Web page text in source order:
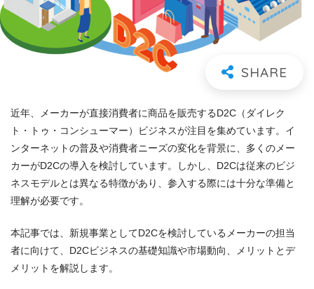
近年、メーカーが直接消費者に商品を販売するD2C（ダイレク
ト・トゥ・コンシューマー）ビジネスが注目を集めています。イ
ンターネットの普及や消費者ニーズの変化を背景に、多くのメー
カーがD2Cの導入を検討しています。しかし、D2Cは従来のビジ
ネスモデルとは異なる特徴があり、参入する際には十分な準備と
理解が必要です。
本記事では、新規事業としてD2Cを検討しているメーカーの担当
者に向けて、D2Cビジネスの基礎知識や市場動向、メリットとデ
メリットを解説します。